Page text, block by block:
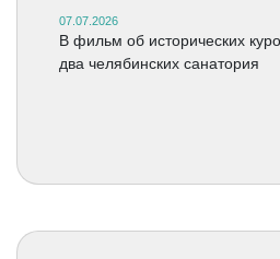
07.07.2026
В фильм об исторических
два челябинских санатория